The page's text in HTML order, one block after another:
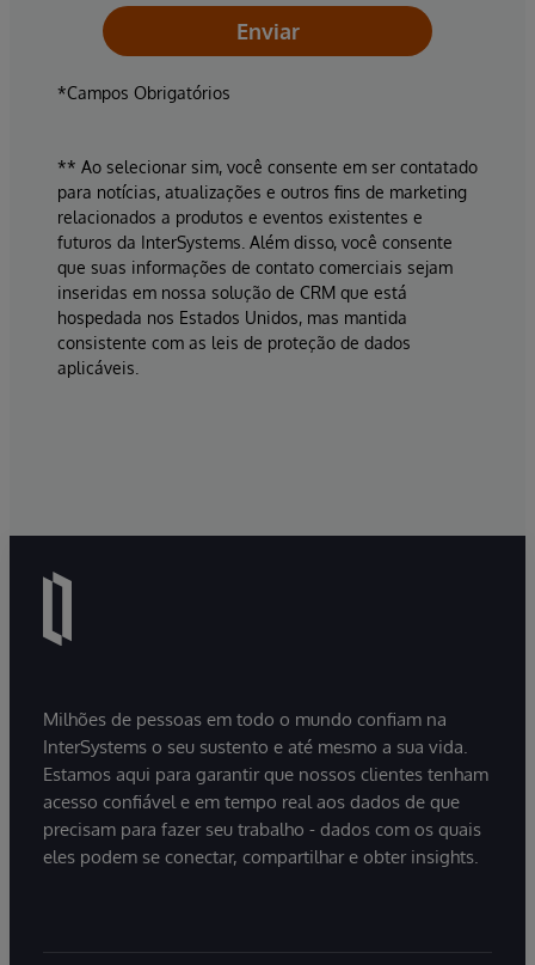
Enviar
*Campos Obrigatórios
** Ao selecionar sim, você consente em ser contatado
para notícias, atualizações e outros fins de marketing
relacionados a produtos e eventos existentes e
futuros da InterSystems. Além disso, você consente
que suas informações de contato comerciais sejam
inseridas em nossa solução de CRM que está
hospedada nos Estados Unidos, mas mantida
consistente com as leis de proteção de dados
aplicáveis.
Milhões de pessoas em todo o mundo confiam na
InterSystems o seu sustento e até mesmo a sua vida.
Estamos aqui para garantir que nossos clientes tenham
acesso confiável e em tempo real aos dados de que
precisam para fazer seu trabalho - dados com os quais
eles podem se conectar, compartilhar e obter insights.